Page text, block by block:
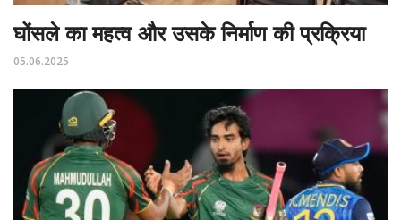
घोंसले का महत्व और उसके निर्माण की प्रक्रिया
05.06.2025